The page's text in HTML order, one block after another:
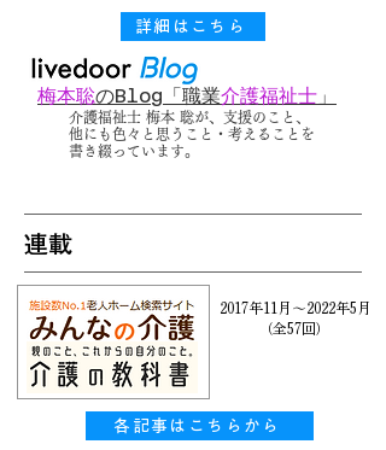
詳細はこちら
梅本聡のBlog 「職業介護福祉士 」
介護福祉士 梅本 聡が、支援のこと、
他にも色々と思うこと・考えることを
書き綴っています。
​連載
2017年11月～2022年5月
（全57回）
各記事はこちらから